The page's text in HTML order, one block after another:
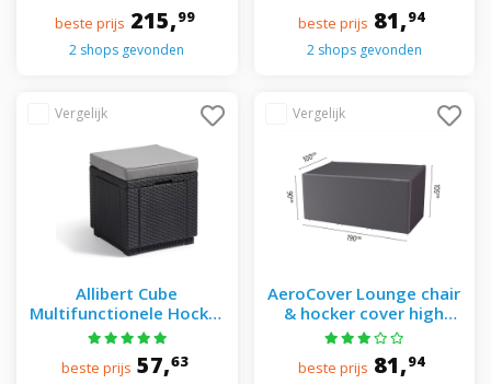
beste prijs 215,99
2 shops gevonden
beste prijs 81,94
2 shops gevonden
Allibert Cube
Multifunctionele Hocker
Grafiet 213785 - Grijs
beste prijs 57,63
AeroCover Lounge chair
& hocker cover high
back 190x100xH105/90 -
- Grijs
beste prijs 81,94